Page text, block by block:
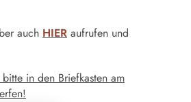
auch HIER aufrufen und
in den Briefkasten am